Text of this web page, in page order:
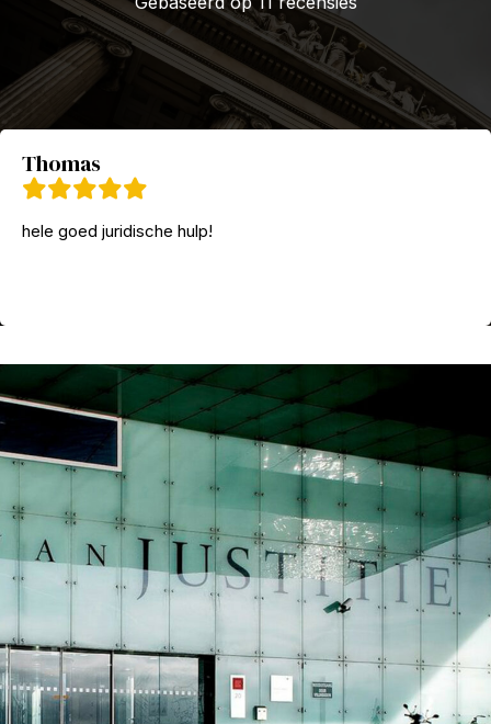
Thomas
hele goed juridische hulp!